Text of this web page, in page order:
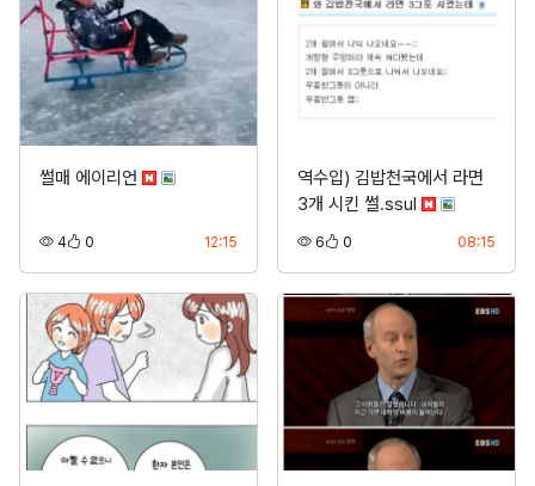
썰매 에이리언
4조회0 12:15
역수입) 김밥천국에서 라면
3개 시킨 썰.ssul
6조회0 08:15